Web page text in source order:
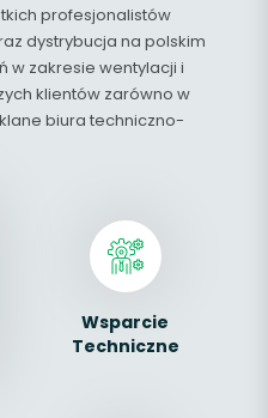
profesjonalistów
dystrybucja na polskim
w zakresie wentylacji i
klientów zarówno w
biura techniczno-
Wsparcie
Techniczne